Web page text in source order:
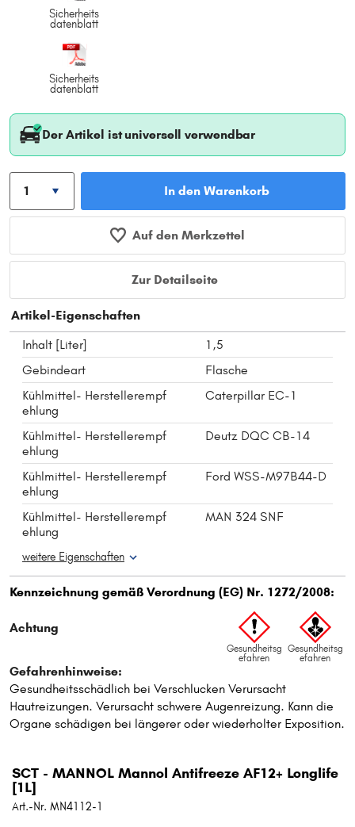
Sicherheits
datenblatt
Sicherheits
datenblatt
Der Artikel ist universell verwendbar
In den Warenkorb
Auf den Merkzettel
Zur Detailseite
Artikel-Eigenschaften
Inhalt [Liter]
1,5
Gebindeart
Flasche
Kühlmittel- Herstellerempf
ehlung
Caterpillar EC-1
Kühlmittel- Herstellerempf
ehlung
Deutz DQC CB-14
Kühlmittel- Herstellerempf
ehlung
Ford WSS-M97B44-D
Kühlmittel- Herstellerempf
ehlung
MAN 324 SNF
weitere Eigenschaften
SCT - MANNOL Mannol Antifreeze AF12+ Longlife
[1L]
Art.-Nr. MN4112-1